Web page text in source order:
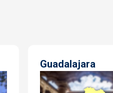
Guadalajara